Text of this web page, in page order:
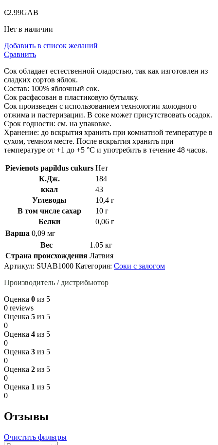
€2.99GAB
Нет в наличии
Добавить в список желаний
Сравнить
Сок обладает естественной сладостью, так как изготовлен из
сладких сортов яблок.
Состав: 100% яблочный сок.
Сок расфасован в пластиковую бутылку.
Сок произведен с использованием технологии холодного
отжима и пастеризации. В соке может присутствовать осадок.
Срок годности: см. на упаковке.
Хранение: до вскрытия хранить при комнатной температуре в
сухом, темном месте. После вскрытия хранить при
температуре от +1 до +5 °C и употребить в течение 48 часов.
Pievienots papildus cukurs Нет
К.Дж.
184
ккал
43
Углеводы
10,4 г
В том числе сахар
10 г
Белки
0,06 г
Варша 0,09 мг
Вес
1.05 кг
Страна происхождения Латвия
Артикул: SUAB1000 Категория: Соки с залогом
Производитель / дистрибьютор
Оценка 0 из 5
0 reviews
Оценка 5 из 5
0
Оценка 4 из 5
0
Оценка 3 из 5
0
Оценка 2 из 5
0
Оценка 1 из 5
0
Отзывы
Очистить фильтры